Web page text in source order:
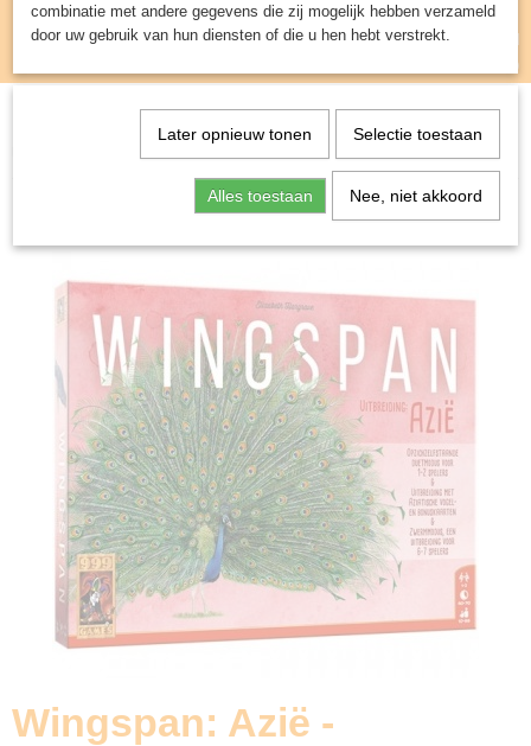
Inloggen Registreren
UW WINKELWAGEN
(0)
Spellen & Puzzels> Wingspan: Azië -
Wingspan: Azië -
combinatie met andere gegevens die zij mogelijk hebben verzameld
door uw gebruik van hun diensten of die u hen hebt verstrekt.
Later opnieuw tonen Selectie toestaan
Alles toestaan Nee, niet akkoord